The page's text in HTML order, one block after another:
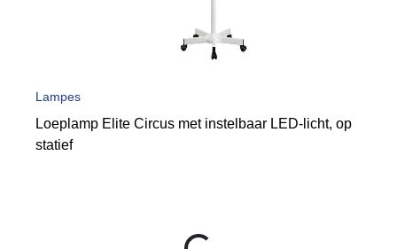
Lampes
Loeplamp Elite Circus met instelbaar LED-licht, op
statief